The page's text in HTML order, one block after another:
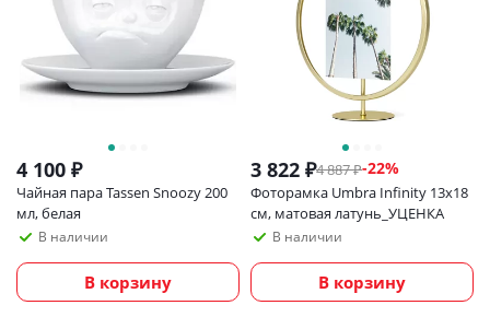
4 100 ₽
Чайная пара Tassen Snoozy 200
мл, белая
В наличии
В корзину
3 822 ₽4 887₽-22%
Фоторамка Umbra Infinity 13х18
см, матовая латунь_УЦЕНКА
В наличии
В корзину